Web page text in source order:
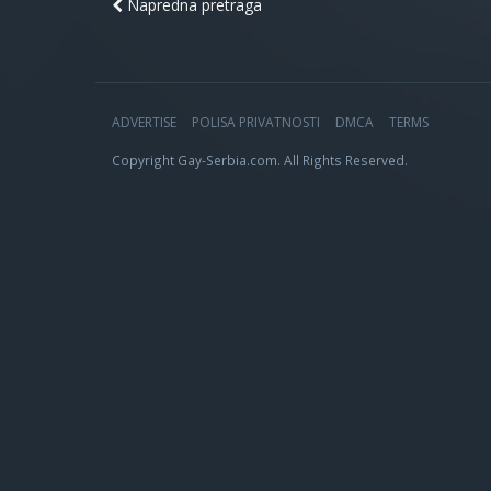
Napredna pretraga
ADVERTISE POLISA PRIVATNOSTI DMCA TERMS
Copyright Gay-Serbia.com. All Rights Reserved.